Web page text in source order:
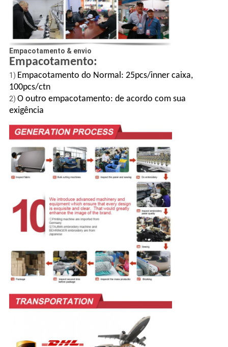
Empacotamento & envio
Empacotamento:
1) Empacotamento do Normal: 25pcs/inner caixa,
100pcs/ctn
2) O outro empacotamento: de acordo com sua
exigência